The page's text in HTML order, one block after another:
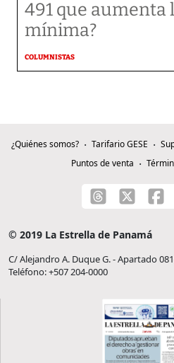
491 que aumenta
mínima?
COLUMNISTAS
¿Quiénes somos? Tarifario GESE
Puntos de venta
© 2019 La Estrella de Panamá
C/ Alejandro A. Duque G. - Apartado
Teléfono: +507 204-0000